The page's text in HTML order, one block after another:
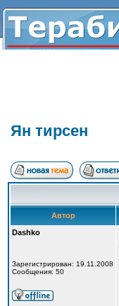
Ян тирсен
Автор
Dashko
Зарегистрирован: 19.11.2008
Сообщения: 50